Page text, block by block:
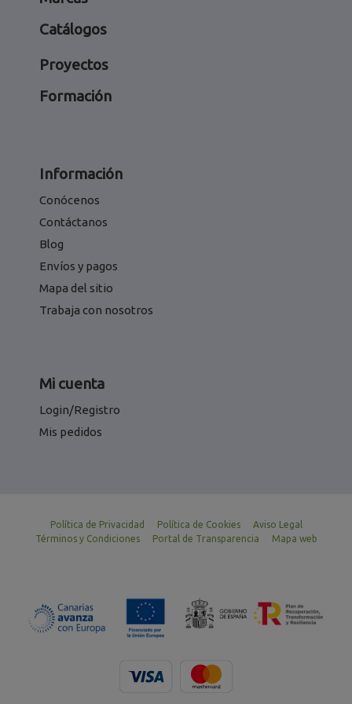
Catálogos
Proyectos
Formación
Información
Conócenos
Contáctanos
Blog
Envíos y pagos
Mapa del sitio
Trabaja con nosotros
Mi cuenta
Login/Registro
Mis pedidos
Política de Privacidad Política de Cookies
Aviso Legal
Términos y Condiciones
Portal de Transparencia Mapa web